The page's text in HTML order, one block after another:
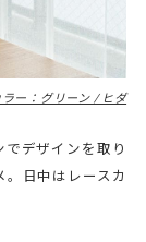
ー：グリーン / ヒダ
でデザインを取り
日中はレースカ